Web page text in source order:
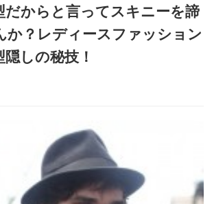
だからと言ってスキニーを諦
か？レディースファッション
しの秘技！